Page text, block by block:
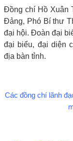
Đồng chí Hồ Xuân
Đảng, Phó Bí thư
đại hội. Đoàn đại
đại biểu, đại diện
địa bàn tỉnh.
Các đồng chí lãnh